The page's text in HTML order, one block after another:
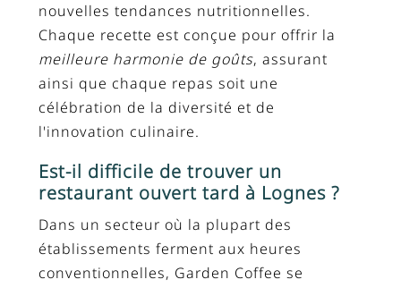
nouvelles tendances nutritionnelles.
Chaque recette est conçue pour offrir la
meilleure harmonie de goûts, assurant
ainsi que chaque repas soit une
célébration de la diversité et de
l'innovation culinaire.
Est-il difficile de trouver un
restaurant ouvert tard à Lognes ?
Dans un secteur où la plupart des
établissements ferment aux heures
conventionnelles, Garden Coffee se